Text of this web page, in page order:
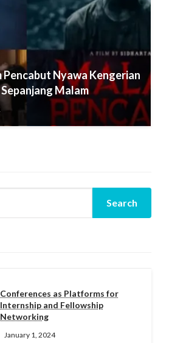
Pencabut Nyawa Kengerian
Malam
Conferences as Platforms for
Internship and Fellowship
Networking
January 1, 2024